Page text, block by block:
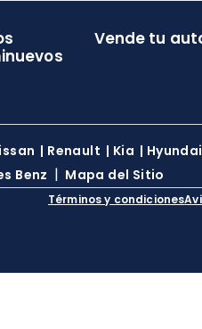
Vende tu
| Renault | Kia | Hyundai
Benz | Mapa del Sitio
Términos y condiciones